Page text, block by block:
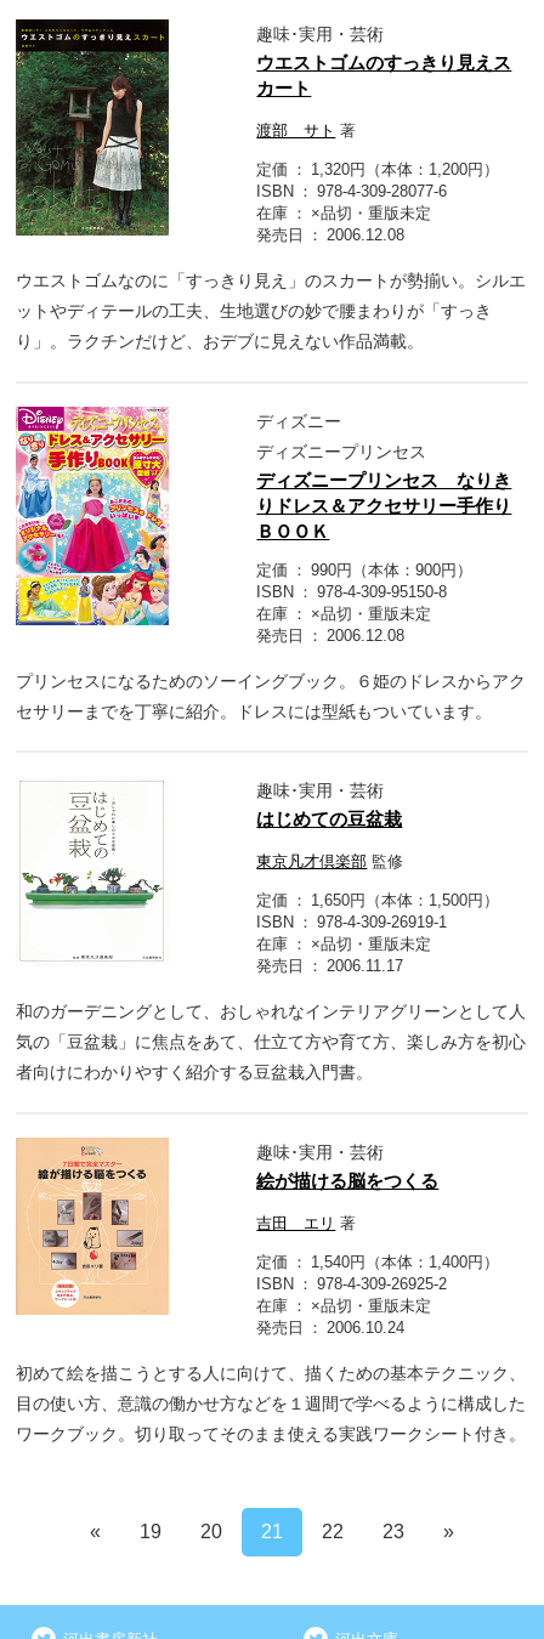
趣味･実用・芸術
ウエストゴムのすっきり見えス
カート
渡部 サト 著
定価
1,320円（本体：1,200円）
ISBN
978-4-309-28077-6
在庫
×品切・重版未定
発売日
2006.12.08
ウエストゴムなのに「すっきり見え」のスカートが勢揃い。シルエ
ットやディテールの工夫、生地選びの妙で腰まわりが「すっき
り」。ラクチンだけど、おデブに見えない作品満載。
ディズニー
ディズニープリンセス
ディズニープリンセス なりき
りドレス＆アクセサリー手作り
ＢＯＯＫ
定価
990円（本体：900円）
ISBN
978-4-309-95150-8
在庫
×品切・重版未定
発売日
2006.12.08
プリンセスになるためのソーイングブック。６姫のドレスからアク
セサリーまでを丁寧に紹介。ドレスには型紙もついています。
趣味･実用・芸術
はじめての豆盆栽
東京凡才倶楽部 監修
定価
1,650円（本体：1,500円）
ISBN
978-4-309-26919-1
在庫
×品切・重版未定
発売日
2006.11.17
和のガーデニングとして、おしゃれなインテリアグリーンとして人
気の「豆盆栽」に焦点をあて、仕立て方や育て方、楽しみ方を初心
者向けにわかりやすく紹介する豆盆栽入門書。
趣味･実用・芸術
絵が描ける脳をつくる
吉田 エリ 著
定価
1,540円（本体：1,400円）
ISBN
978-4-309-26925-2
在庫
×品切・重版未定
発売日
2006.10.24
初めて絵を描こうとする人に向けて、描くための基本テクニック、
目の使い方、意識の働かせ方などを１週間で学べるように構成した
ワークブック。切り取ってそのまま使える実践ワークシート付き。
« 19 20 21 22 23 »